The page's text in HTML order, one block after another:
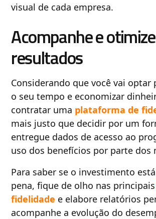
visual de cada empresa.
Acompanhe e
resultados
Considerando que você vai optar
o seu tempo e economizar
contratar uma plataforma de
mais justo que decidir por um
entregue dados de acesso ao
uso dos benefícios por parte dos
Para saber se o investimento
pena, fique de olho nas principais
fidelidade e elabore relatórios
acompanhe a evolução do